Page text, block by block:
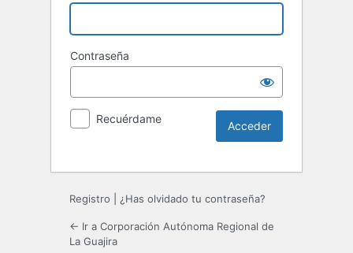
Contraseña
Recuérdame
Registro ¿Has olvidado tu contraseña?
← Ir a Corporación Autónoma Regional de
La Guajira